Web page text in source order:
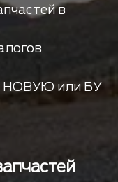
в
НОВУЮ или БУ